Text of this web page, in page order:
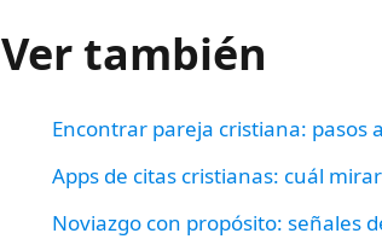
Ver también
Encontrar pareja cristiana: pasos
Apps de citas cristianas: cuál
Noviazgo con propósito: señales